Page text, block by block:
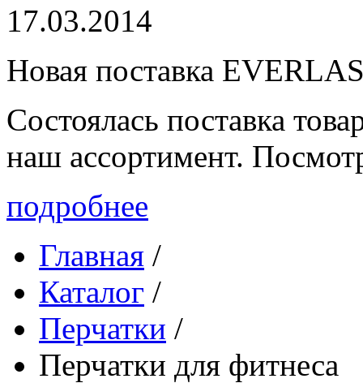
17.03.2014
Новая поставка
Состоялась поставка
наш ассортимент.
подробнее
Главная /
Каталог /
Перчатки /
Перчатки для фитнеса